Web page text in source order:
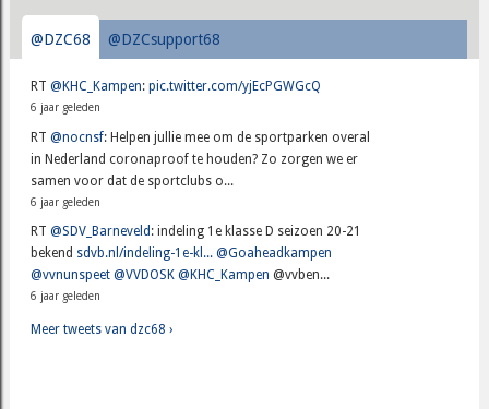
@DZC68 @DZCsupport68
RT@KHC_Kampen:pic.twitter.com/yjEcPGWGcQ
6 jaar geleden
RT@nocnsf: Helpen jullie mee om de sportparken overal
in Nederland coronaproof te houden? Zo zorgen we er
samen voor dat de sportclubs o...
6 jaar geleden
RT@SDV_Barneveld : indeling 1e klasse D seizoen 20-21
bekend sdvb.nl/indeling-1e-kl... @Goaheadkampen
@vvnunspeet @VVDOSK @KHC_Kampen @vvben...
6 jaar geleden
Meer tweets van dzc68 ›